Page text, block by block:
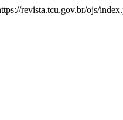
revista.tcu.gov.br/ojs/